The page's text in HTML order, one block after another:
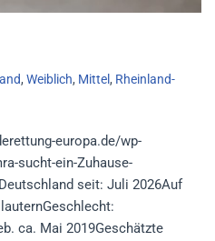
, Weiblich, Mittel, Rheinland-
europa.de/wp-
sucht-ein-Zuhause-
seit: Juli 2026Auf
ca. Mai 2019Geschätzte